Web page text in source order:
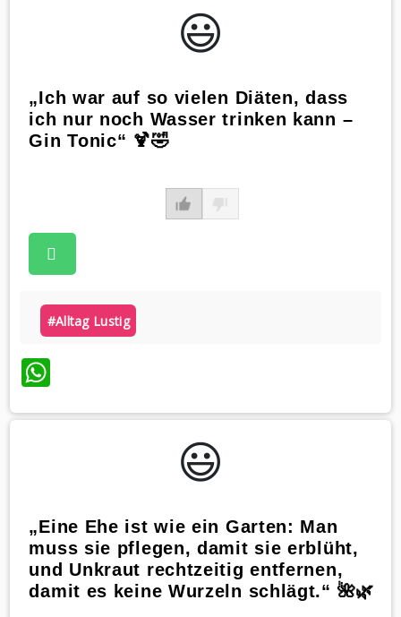
😃️
„Ich war auf so vielen Diäten, dass
ich nur noch Wasser trinken kann –
Gin Tonic“ 🍹🤣
#alltag Lustig
WhatsApp
😃️
„Eine Ehe ist wie ein Garten: Man
muss sie pflegen, damit sie erblüht,
und Unkraut rechtzeitig entfernen,
damit es keine Wurzeln schlägt.“ 🌺🌿